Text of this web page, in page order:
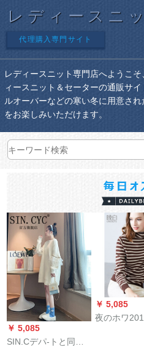
レディースニ
代理購入専門サイト
レディースニット専門店へようこ
ィースニット＆セーターの通販サ
ルオーバーなどの寒い冬に用意さ
をお楽しみいただけます。
￥ 5,085
SIN.Cデパ-トと同じ
￥ 5,085
夜のホワ